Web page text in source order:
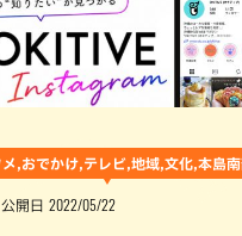
,おでかけ,テレビ,地域,文化,本島
公開日 2022/05/22